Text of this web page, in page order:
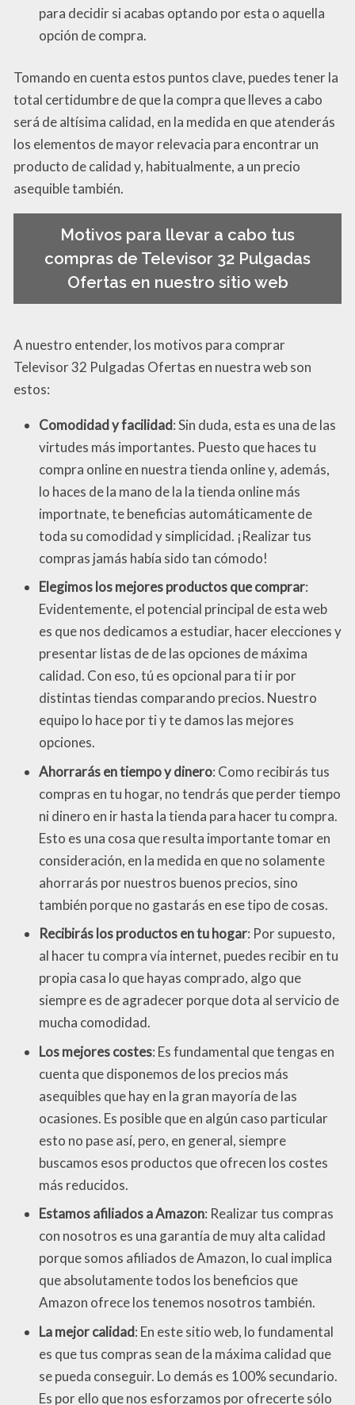
para decidir si acabas optando por esta o aquella
opción de compra.
Tomando en cuenta estos puntos clave, puedes tener la
total certidumbre de que la compra que lleves a cabo
será de altísima calidad, en la medida en que atenderás
los elementos de mayor relevacia para encontrar un
producto de calidad y, habitualmente, a un precio
asequible también.
Motivos para llevar a cabo tus
compras de Televisor 32 Pulgadas
Ofertas en nuestro sitio web
A nuestro entender, los motivos para comprar
Televisor 32 Pulgadas Ofertas en nuestra web son
estos:
Comodidad y facilidad: Sin duda, esta es una de las
virtudes más importantes. Puesto que haces tu
compra online en nuestra tienda online y, además,
lo haces de la mano de la la tienda online más
importnate, te beneficias automáticamente de
toda su comodidad y simplicidad. ¡Realizar tus
compras jamás había sido tan cómodo!
Elegimos los mejores productos que comprar:
Evidentemente, el potencial principal de esta web
es que nos dedicamos a estudiar, hacer elecciones y
presentar listas de de las opciones de máxima
calidad. Con eso, tú es opcional para ti ir por
distintas tiendas comparando precios. Nuestro
equipo lo hace por ti y te damos las mejores
opciones.
Ahorrarás en tiempo y dinero: Como recibirás tus
compras en tu hogar, no tendrás que perder tiempo
ni dinero en ir hasta la tienda para hacer tu compra.
Esto es una cosa que resulta importante tomar en
consideración, en la medida en que no solamente
ahorrarás por nuestros buenos precios, sino
también porque no gastarás en ese tipo de cosas.
Recibirás los productos en tu hogar: Por supuesto,
al hacer tu compra vía internet, puedes recibir en tu
propia casa lo que hayas comprado, algo que
siempre es de agradecer porque dota al servicio de
mucha comodidad.
Los mejores costes: Es fundamental que tengas en
cuenta que disponemos de los precios más
asequibles que hay en la gran mayoría de las
ocasiones. Es posible que en algún caso particular
esto no pase así, pero, en general, siempre
buscamos esos productos que ofrecen los costes
más reducidos.
Estamos afiliados a Amazon: Realizar tus compras
con nosotros es una garantía de muy alta calidad
porque somos afiliados de Amazon, lo cual implica
que absolutamente todos los beneficios que
Amazon ofrece los tenemos nosotros también.
La mejor calidad: En este sitio web, lo fundamental
es que tus compras sean de la máxima calidad que
se pueda conseguir. Lo demás es 100% secundario.
Es por ello que nos esforzamos por ofrecerte sólo